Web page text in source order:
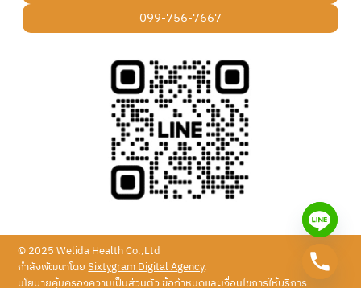
099-756-7667
© 2025 Welida Health Co.,Ltd
กำลังพัฒนาโดยSixtygram Digital Agency.
นโยบายคุ้มครองความเป็นส่วนตัว ข้อกำหนดและเงื่อนไขการให้บริการ